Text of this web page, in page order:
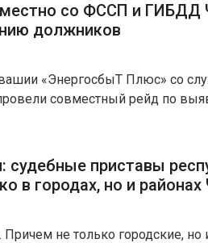
со ФССП и ГИБДД
должников
«ЭнергосбыТ Плюс» со
совместный рейд по
судебные приставы
в городах, но и
не только городские, но